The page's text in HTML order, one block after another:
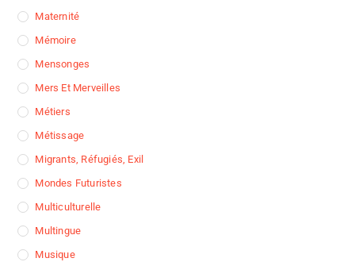
Maternité
Mémoire
Mensonges
Mers Et Merveilles
Métiers
Métissage
Migrants, Réfugiés, Exil
Mondes Futuristes
Multiculturelle
Multingue
Musique